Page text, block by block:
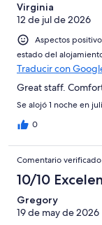
Virginia
12 de jul de 2026
Aspectos
estado del
Traducir con
Great staff.
Se alojó 1 noche en
0
Comentario verificado
10/10
Gregory
19 de may de 2026